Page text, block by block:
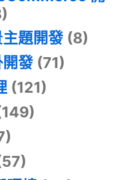
題開發(8)
發(71)
(121)